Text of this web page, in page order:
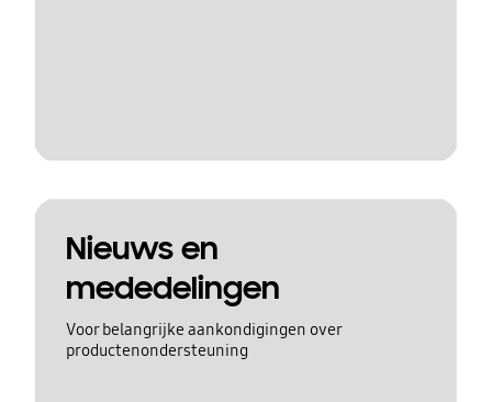
Nieuws en
mededelingen
Voor belangrijke aankondigingen over
productenondersteuning